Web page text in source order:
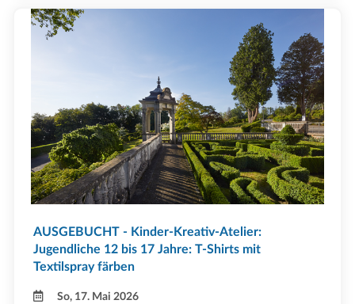
AUSGEBUCHT - Kinder-Kreativ-Atelier:
Jugendliche 12 bis 17 Jahre: T-Shirts mit
Textilspray färben
So, 17. Mai 2026